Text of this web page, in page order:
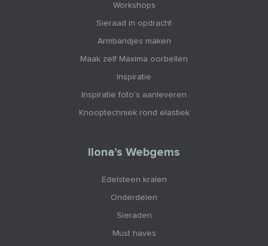
Workshops
Sieraad in opdracht
Armbandjes maken
Maak zelf Maxima oorbellen
Inspiratie
Inspiratie foto's aanleveren
Knooptechniek rond elastiek
Ilona’s Webgems
Edelsteen kralen
Onderdelen
Sieraden
Must haves